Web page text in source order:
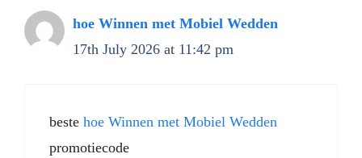
hoe Winnen met Mobiel Wedden
17th July 2026 at 11:42 pm
beste hoe Winnen met Mobiel Wedden
promotiecode